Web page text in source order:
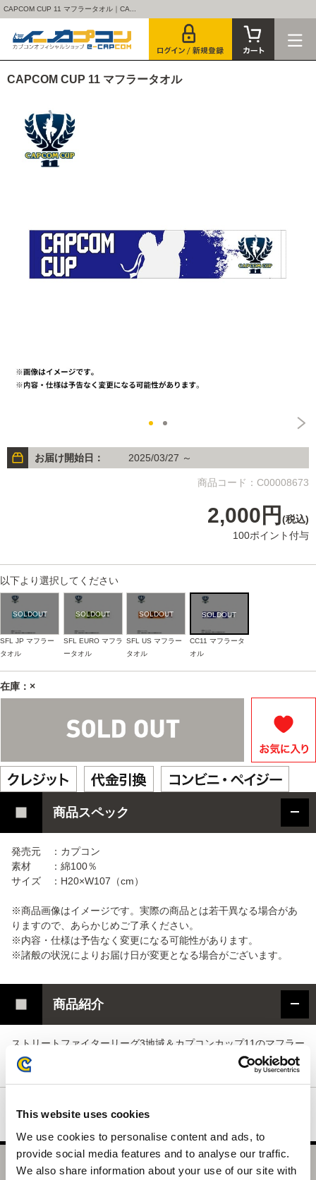
This website uses cookies
We use cookies to personalise content and ads, to
provide social media features and to analyse our traffic.
We also share information about your use of our site with
CAPCOM CUP 11 マフラータオル｜CA...
CAPCOM CUP 11 マフラータオル
お届け開始日： 2025/03/27 ～
商品コード：C00008673
2,000円 (税込)
100ポイント付与
以下より選択してください
SFL JP マフラー
タオル
SFL EURO マフラ
ータオル
SFL US マフラー
タオル
CC11 マフラータ
オル
在庫：×
商品スペック
発売元 ：カプコン
素材 ：綿100％
サイズ ：H20×W107（cm）
※商品画像はイメージです。実際の商品とは若干異なる場合があ
りますので、あらかじめご了承ください。
※内容・仕様は予告なく変更になる可能性があります。
※諸般の状況によりお届け日が変更となる場合がございます。
商品紹介
ストリートファイターリーグ3地域＆カプコンカップ11のマフラー
タオルとなります。
CAPCOM CUP 11 マフラータオル